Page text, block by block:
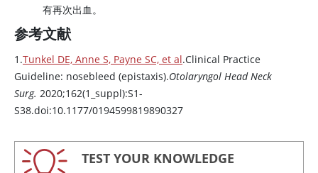
有再次出血。
参考文献
1.Tunkel DE, Anne S, Payne SC, et al.Clinical Practice
Guideline: nosebleed (epistaxis).Otolaryngol Head Neck
Surg. 2020;162(1_suppl):S1-
S38.doi:10.1177/0194599819890327
TEST YOUR KNOWLEDGE